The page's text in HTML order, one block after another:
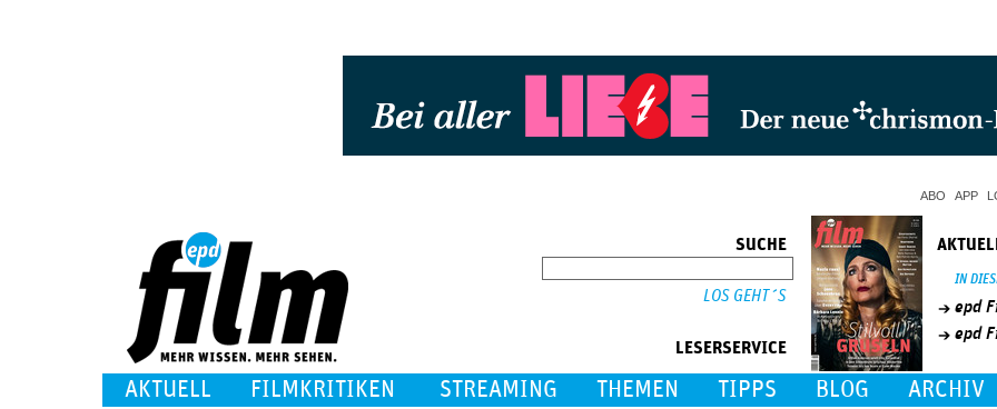
ABO APP
SUCHE
LESERSERVICE
IN
epd
epd
AKTUELL FILMKRITIKEN STREAMING THEMEN TIPPS BLOG ARCHIV